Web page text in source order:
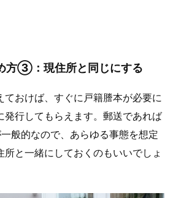
方③：現住所と同じにする
ておけば、すぐに戸籍謄本が必要に
発行してもらえます。郵送であれば
般的なので、あらゆる事態を想定
と一緒にしておくのもいいでしょ